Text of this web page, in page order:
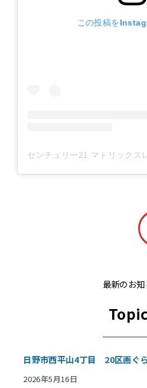
この投稿を
最新のお
日野市西平山4丁目 20区画
2026年5月16日